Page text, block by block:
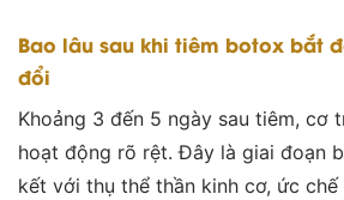
Bao lâu sau khi tiêm botox bắt
đổi
Khoảng 3 đến 5 ngày sau tiêm, cơ
hoạt động rõ rệt. Đây là giai đoạn
kết với thụ thể thần kinh cơ, ức